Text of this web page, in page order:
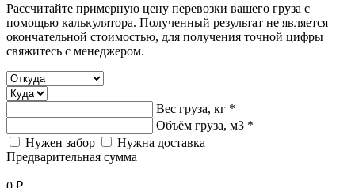
Рассчитайте примерную цену перевозки вашего груза с
помощью калькулятора. Полученный результат не является
окончательной стоимостью, для получения точной цифры
свяжитесь с менеджером.
Вес груза, кг *
Объём груза, м3 *
Нужен забор
Нужна доставка
Предварительная сумма